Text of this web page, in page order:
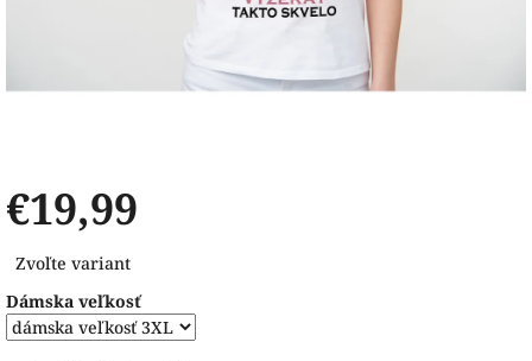
€19,99
cena:
Zvoľte variant
Dámska veľkosť